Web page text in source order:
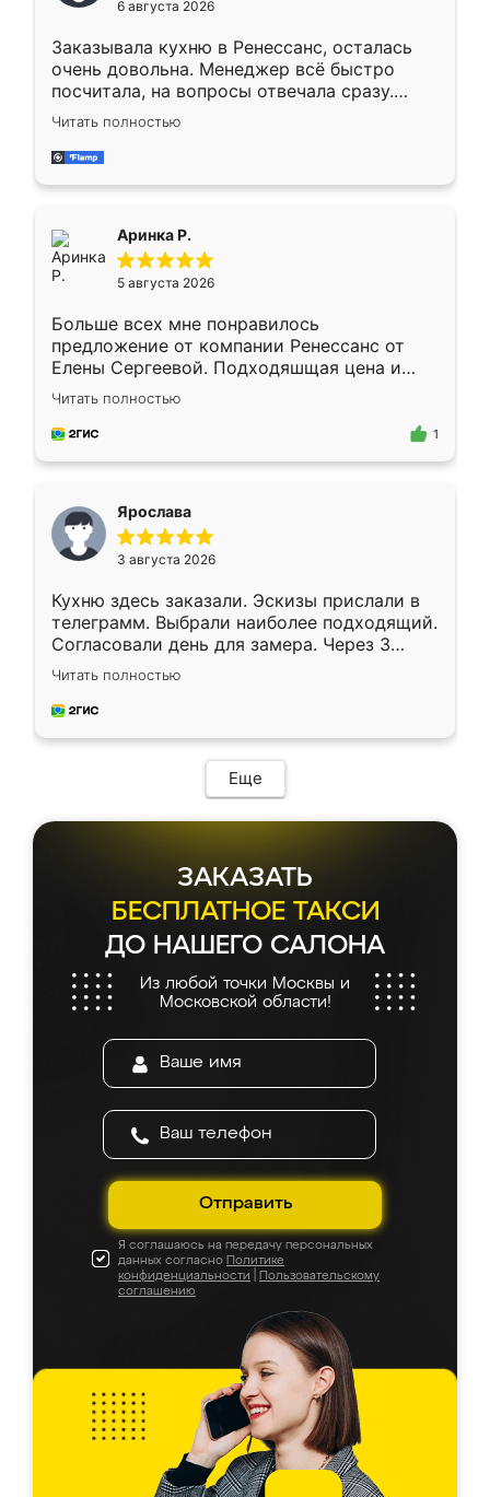
мебели буду заказывать только здесь.
6 августа 2026
Заказывала кухню в Ренессанс, осталась
очень довольна. Менеджер всё быстро
посчитала, на вопросы отвечала сразу.
Замерщик приехал в субботу, подошёл к
делу со всей ответственностью. Собрали
за день, ребята работали аккуратно, даже
Читать полностью
Аринка Р.
5 августа 2026
Больше всех мне понравилось
предложение от компании Ренессанс от
Елены Сергеевой. Подходяшщая цена и
короткие сроки изготовления. Приехавший
для замера сотрудник Владислав
предложил по моему эскизу самый
Читать полностью
1
Ярослава
3 августа 2026
Кухню здесь заказали. Эскизы прислали в
телеграмм. Выбрали наиболее подходящий.
Согласовали день для замера. Через 3
недели кухня была уже готова. Остались
довольны работой. Спасибо Ренессанс
мебель за качественную работу!
Читать полностью
Еще
ЗАКАЗАТЬ
БЕСПЛАТНОЕ ТАКСИ
ДО НАШЕГО САЛОНА
Из любой точки Москвы и
Московской области!
Отправить
Я соглашаюсь на передачу персональных
данных согласно Политике
конфиденциальности
Пользовательскому
соглашению